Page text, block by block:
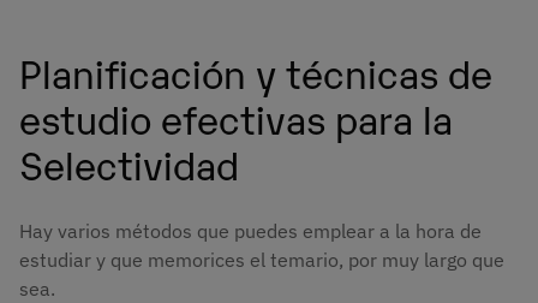
Planificación y técnicas de
estudio efectivas para la
Selectividad
Hay varios métodos que puedes emplear a la hora de
estudiar y que memorices el temario, por muy largo que
sea.